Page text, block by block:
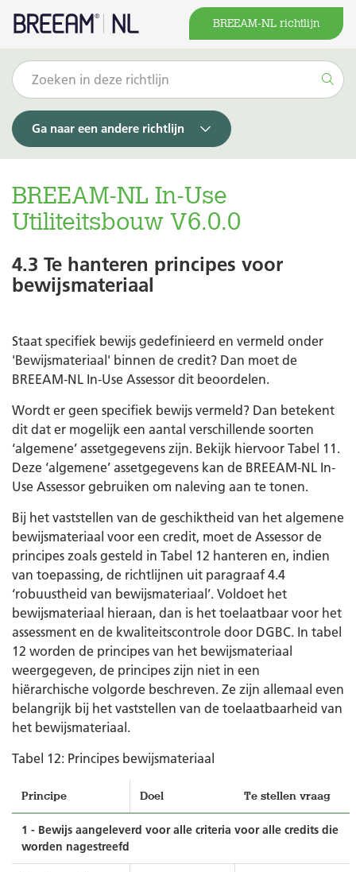
BREEAM-NL richtlijn
Ga naar een andere richtlijn
BREEAM-NL In-Use
Utiliteitsbouw V6.0.0
4.3 Te hanteren principes voor
bewijsmateriaal
Staat specifiek bewijs gedefinieerd en vermeld onder
'Bewijsmateriaal' binnen de credit? Dan moet de
BREEAM-NL In-Use Assessor dit beoordelen.
Wordt er geen specifiek bewijs vermeld? Dan betekent
dit dat er mogelijk een aantal verschillende soorten
‘algemene’ assetgegevens zijn. Bekijk hiervoor Tabel 11.
Deze ‘algemene’ assetgegevens kan de BREEAM-NL In-
Use Assessor gebruiken om naleving aan te tonen.
Bij het vaststellen van de geschiktheid van het algemene
bewijsmateriaal voor een credit, moet de Assessor de
principes zoals gesteld in Tabel 12 hanteren en, indien
van toepassing, de richtlijnen uit paragraaf 4.4
‘robuustheid van bewijsmateriaal’. Voldoet het
bewijsmateriaal hieraan, dan is het toelaatbaar voor het
assessment en de kwaliteitscontrole door DGBC. In tabel
12 worden de principes van het bewijsmateriaal
weergegeven, de principes zijn niet in een
hiërarchische volgorde beschreven. Ze zijn allemaal even
belangrijk bij het vaststellen van de toelaatbaarheid van
het bewijsmateriaal.
Tabel 12: Principes bewijsmateriaal
Principe Doel Te stellen vraag
1 - Bewijs aangeleverd voor alle criteria voor alle credits die
worden nagestreefd